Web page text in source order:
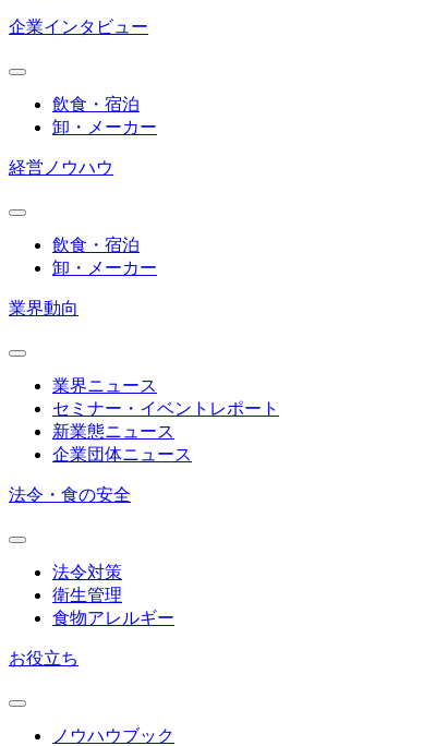
企業インタビュー
飲食・宿泊
卸・メーカー
経営ノウハウ
飲食・宿泊
卸・メーカー
業界動向
業界ニュース
セミナー・イベントレポート
新業態ニュース
企業団体ニュース
法令・食の安全
法令対策
衛生管理
食物アレルギー
お役立ち
ノウハウブック